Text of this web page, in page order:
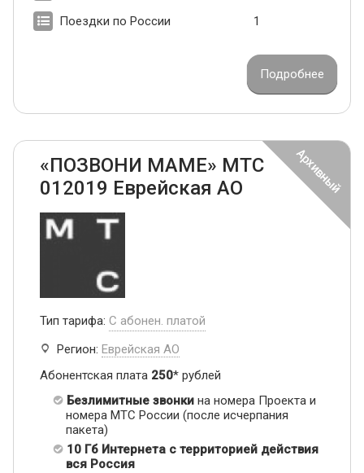
Поездки по России 1
Подробнее
«ПОЗВОНИ МАМЕ» МТС
012019 Еврейская АО
Тип тарифа: С абонен. платой
Регион: Еврейская АО
Абонентская плата 250* рублей
Безлимитные звонки на номера Проекта и
номера МТС России (после исчерпания
пакета)
10 Гб Интернета с территорией действия
вся Россия